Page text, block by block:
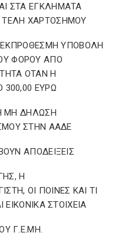
ΣΤΑ ΕΓΚΛΗΜΑΤΑ
ΧΑΡΤΟΣΗΜΟΥ
ΥΠΟΒΟΛΗ
ΦΟΡΟΥ ΑΠΟ
ΟΤΑΝ Η
ΕΥΡΩ
ΜΗ ΔΗΛΩΣΗ
ΣΤΗΝ ΑΑΔΕ
ΑΠΟΔΕΙΞΕΙΣ
Η
ΟΙ ΠΟΙΝΕΣ ΚΑΙ ΤΙ
ΣΤΟΙΧΕΙΑ
Γ.Ε.ΜΗ.